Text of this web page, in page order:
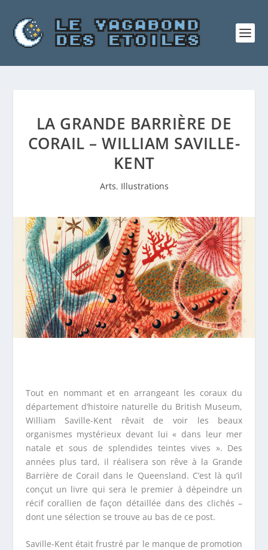
LA GRANDE BARRIÈRE DE
CORAIL – WILLIAM SAVILLE-
KENT
Arts, Illustrations
Tout en nommant et en arrangeant les coraux du
département d’histoire naturelle du British Museum,
William Saville-Kent rêvait de voir les beaux
organismes mystérieux devant lui « dans leur mer
natale et sous de splendides teintes vives ». Des
années plus tard, il réalisera son rêve à la Grande
Barrière de Corail dans le Queensland. C’est là qu’il
conçut un livre qui sera le premier à dépeindre un
récif corallien de façon détaillée dans des clichés –
dont une sélection se trouve au bas de ce post.
Saville-Kent était frustré par le manque de promotion